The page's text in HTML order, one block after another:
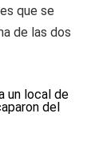
que se
de las dos
un local de
del